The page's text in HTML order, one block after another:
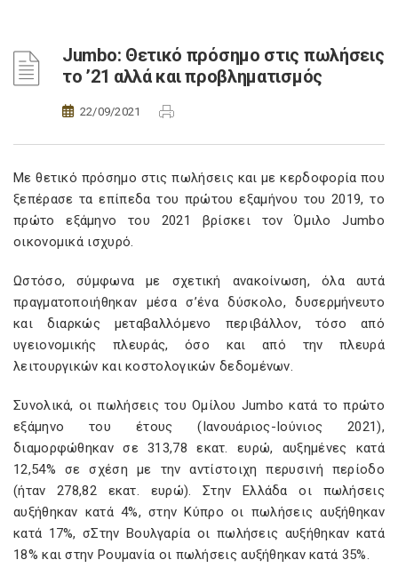
Jumbo: Θετικό πρόσημο στις πωλήσεις
το ’21 αλλά και προβληματισμός
22/09/2021
Με θετικό πρόσημο στις πωλήσεις και με κερδοφορία που
ξεπέρασε τα επίπεδα του πρώτου εξαμήνου του 2019, το
πρώτο εξάμηνο του 2021 βρίσκει τον Όμιλο Jumbo
οικονομικά ισχυρό.
Ωστόσο, σύμφωνα με σχετική ανακοίνωση, όλα αυτά
πραγματοποιήθηκαν μέσα σ’ένα δύσκολο, δυσερμήνευτο
και διαρκώς μεταβαλλόμενο περιβάλλον, τόσο από
υγειονομικής πλευράς, όσο και από την πλευρά
λειτουργικών και κοστολογικών δεδομένων.
Συνολικά, οι πωλήσεις του Ομίλου Jumbo κατά το πρώτο
εξάμηνο του έτους (Ιανουάριος-Ιούνιος 2021),
διαμορφώθηκαν σε 313,78 εκατ. ευρώ, αυξημένες κατά
12,54% σε σχέση με την αντίστοιχη περυσινή περίοδο
(ήταν 278,82 εκατ. ευρώ). Στην Ελλάδα οι πωλήσεις
αυξήθηκαν κατά 4%, στην Κύπρο οι πωλήσεις αυξήθηκαν
κατά 17%, σΣτην Βουλγαρία οι πωλήσεις αυξήθηκαν κατά
18% και στην Ρουμανία οι πωλήσεις αυξήθηκαν κατά 35%.